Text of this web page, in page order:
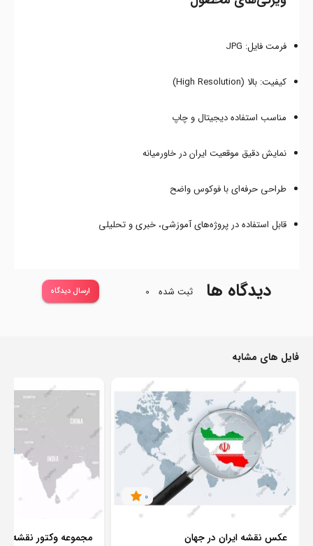
فرمت فایل: JPG
کیفیت: بالا (High Resolution)
مناسب استفاده دیجیتال و چاپ
نمایش دقیق موقعیت ایران در خاورمیانه
طراحی حرفه‌ای با فوکوس واضح
قابل استفاده در پروژه‌های آموزشی، خبری و تحلیلی
دیدگاه ها ثبت شده 0 ارسال دیدگاه
فایل های مشابه
0
عکس نقشه ایران در جهان مجموعه وکتور نقشه